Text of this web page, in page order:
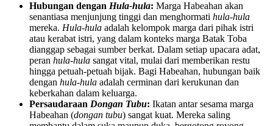
Hubungan dengan Hula-hula: Marga Habeahan akan
senantiasa menjunjung tinggi dan menghormati hula-hula
mereka. Hula-hula adalah kelompok marga dari pihak istri
atau kerabat istri, yang dalam konteks marga Batak Toba
dianggap sebagai sumber berkat. Dalam setiap upacara adat,
peran hula-hula sangat vital, mulai dari memberikan restu
hingga petuah-petuah bijak. Bagi Habeahan, hubungan baik
dengan hula-hula adalah cerminan dari kerukunan dan
keberkahan dalam keluarga.
Persaudaraan Dongan Tubu: Ikatan antar sesama marga
Habeahan (dongan tubu) sangat kuat. Mereka saling